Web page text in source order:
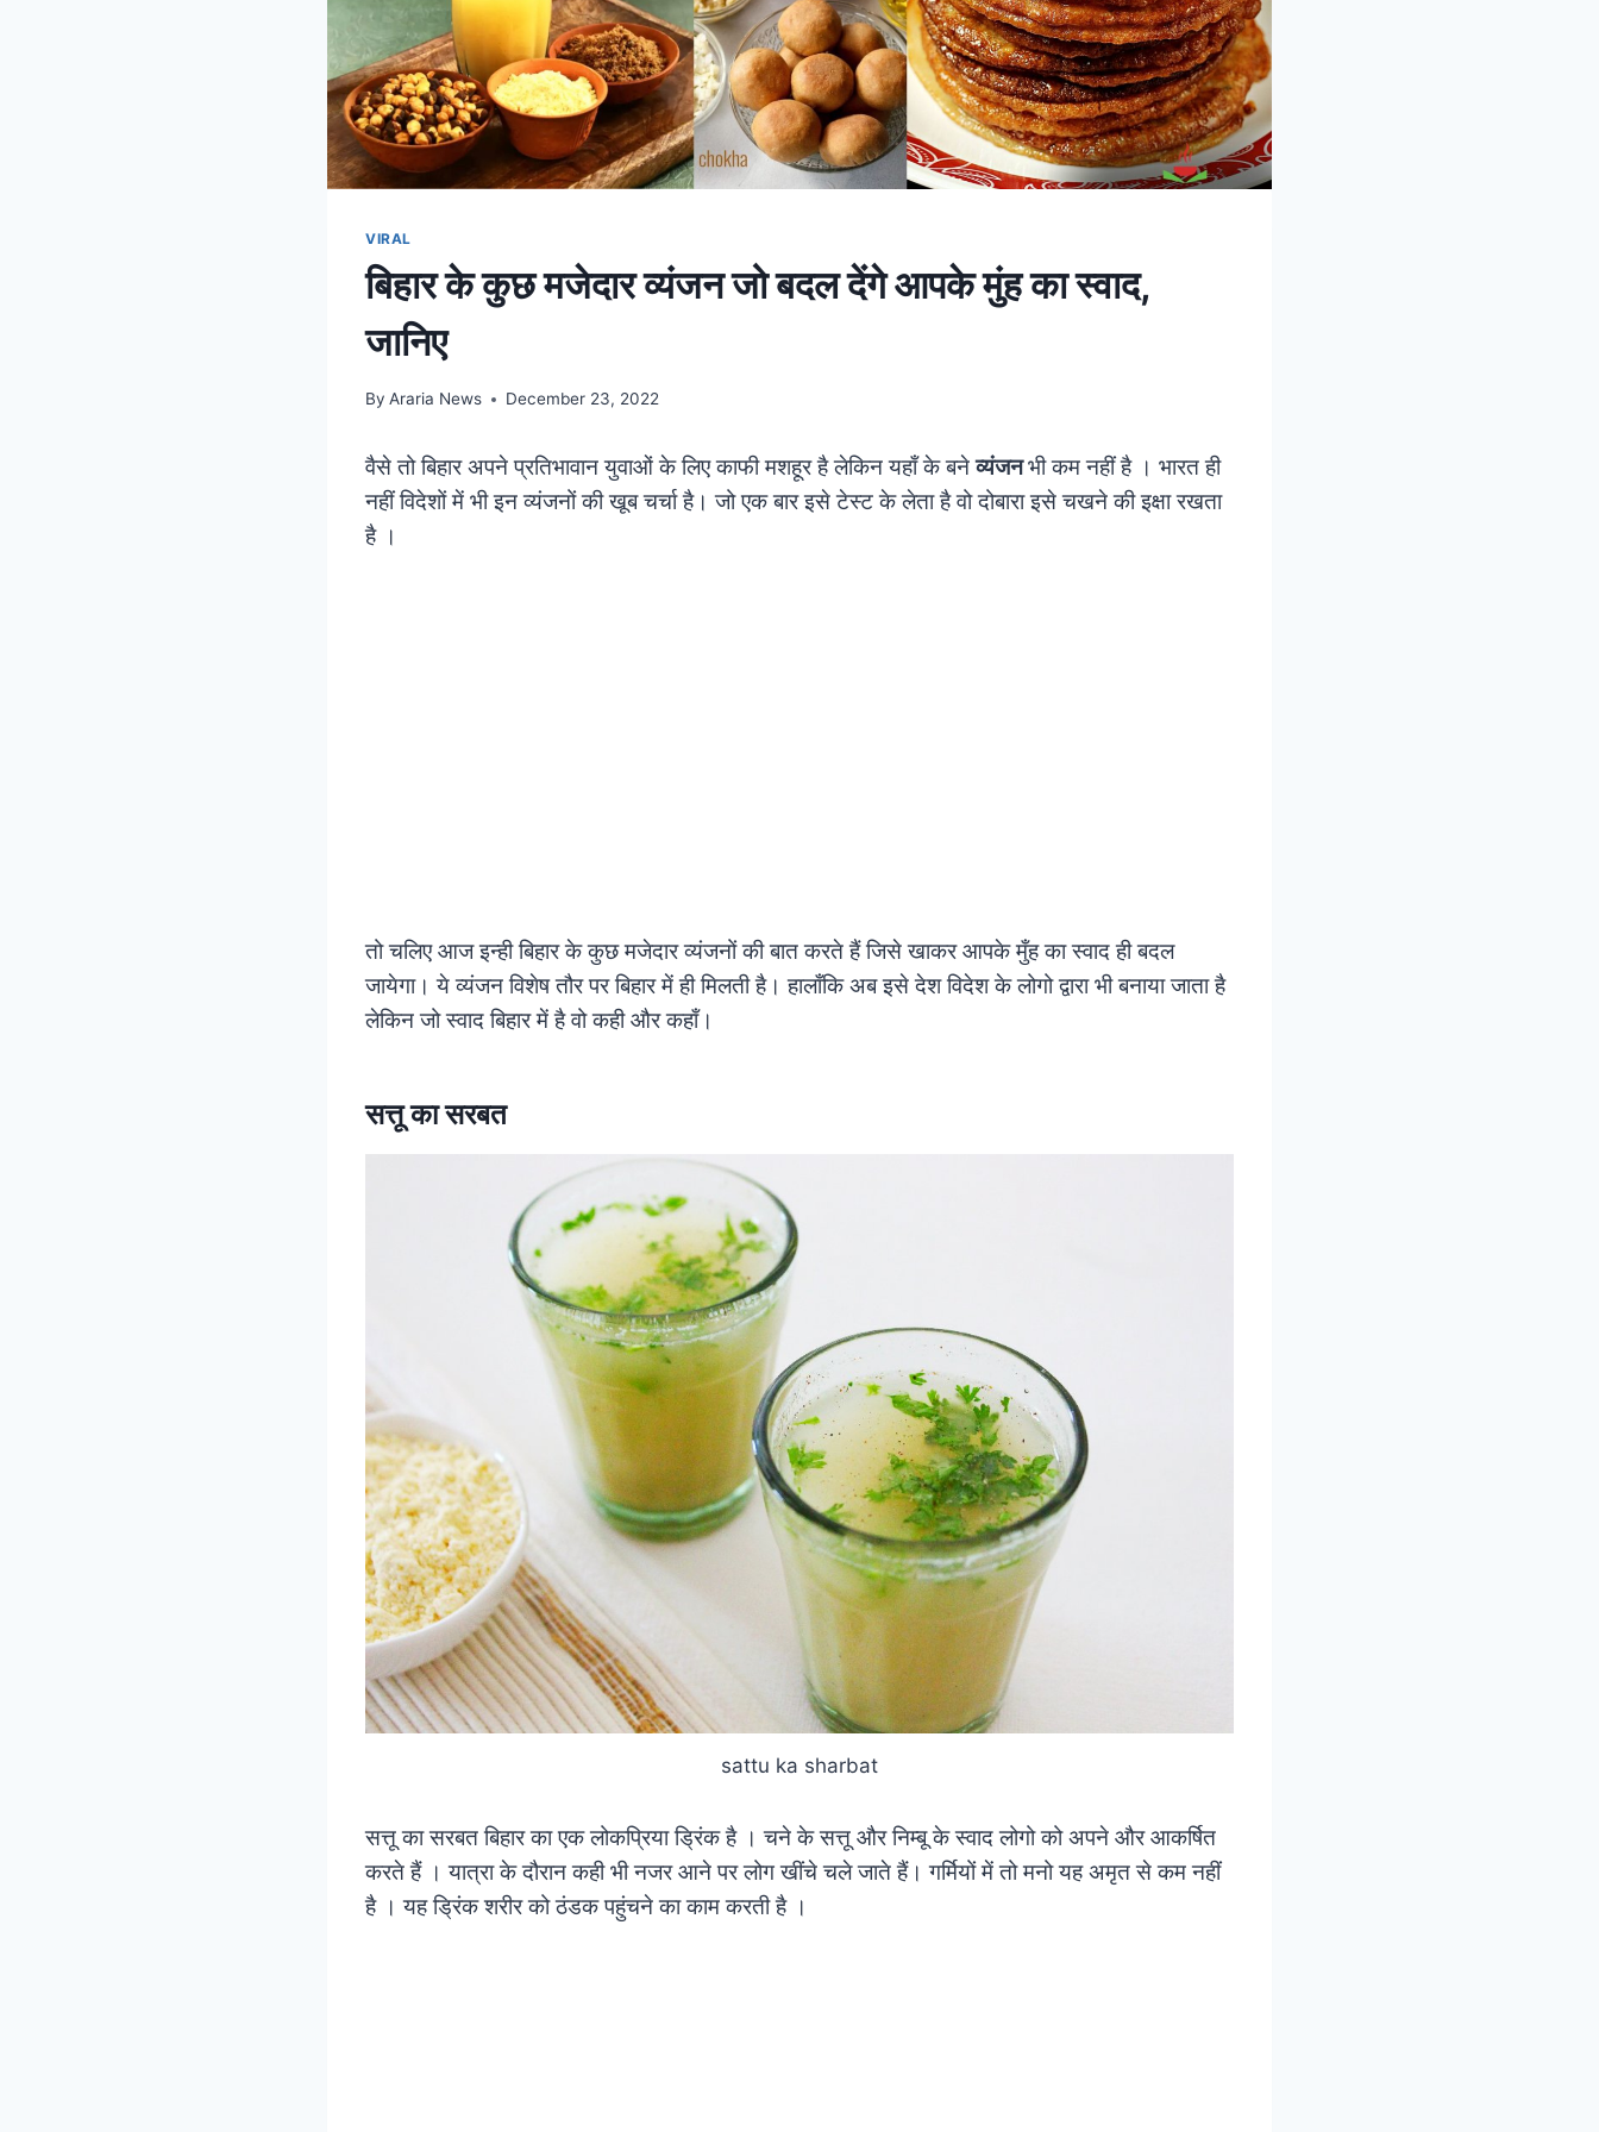
VIRAL
बिहार के कुछ मजेदार व्यंजन जो बदल देंगे आपके मुंह का स्वाद,
जानिए
By Araria News December 23, 2022
वैसे तो बिहार अपने प्रतिभावान युवाओं के लिए काफी मशहूर है लेकिन यहाँ के बनेव्यंजनभी कम नहीं है । भारत ही
नहीं विदेशों में भी इन व्यंजनों की खूब चर्चा है। जो एक बार इसे टेस्ट के लेता है वो दोबारा इसे चखने की इक्षा रखता
है ।
तो चलिए आज इन्ही बिहार के कुछ मजेदार व्यंजनों की बात करते हैं जिसे खाकर आपके मुँह का स्वाद ही बदल
जायेगा। ये व्यंजन विशेष तौर पर बिहार में ही मिलती है। हालाँकि अब इसे देश विदेश के लोगो द्वारा भी बनाया जाता है
लेकिन जो स्वाद बिहार में है वो कही और कहाँ।
सत्तू का सरबत
sattu ka sharbat
सत्तू का सरबत बिहार का एक लोकप्रिया ड्रिंक है । चने के सत्तू और निम्बू के स्वाद लोगो को अपने और आकर्षित
करते हैं । यात्रा के दौरान कही भी नजर आने पर लोग खींचे चले जाते हैं। गर्मियों में तो मनो यह अमृत से कम नहीं
है । यह ड्रिंक शरीर को ठंडक पहुंचने का काम करती है ।